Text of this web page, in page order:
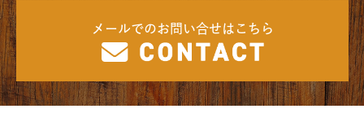
メールでのお問い合せはこちら